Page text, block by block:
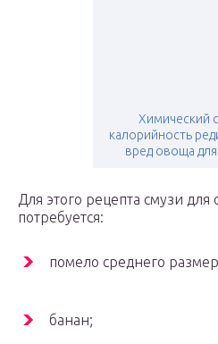
Химический
калорийность
вред овоща
Для этого рецепта смузи
потребуется:
помело среднего
банан;